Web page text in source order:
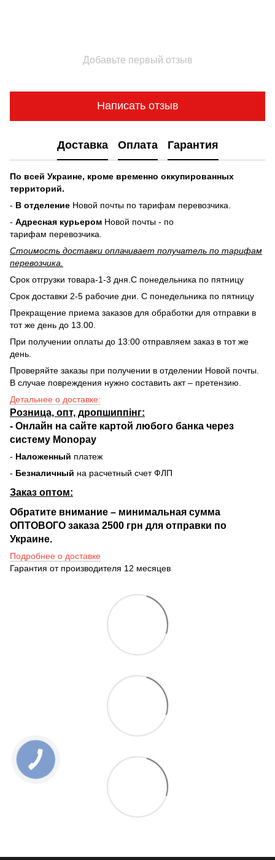
Добавьте первый отзыв
Написать отзыв
Доставка Оплата Гарантия
По всей Украине, кроме временно оккупированных
территорий.
- В отделение Новой почты по тарифам перевозчика.
- Адресная курьером Новой почты - по
тарифам перевозчика.
Стоимость доставки оплачивает получатель по тарифам
перевозчика.
Срок отгрузки товара-1-3 дня.С понедельника по пятницу
Срок доставки 2-5 рабочие дни. С понедельника по пятницу
Прекращение приема заказов для обработки для отправки в
тот же день до 13.00.
При получении оплаты до 13:00 отправляем заказ в тот же
день.
Проверяйте заказы при получении в отделении Новой почты.
В случае повреждения нужно составить акт – претензию.
Детальнее о доставке:
Розница, опт, дропшиппінг:
- Онлайн на сайте картой любого банка через
систему Monopay
- Наложенный платеж
- Безналичный на расчетный счет ФЛП
Заказ оптом:
Обратите внимание – минимальная сумма
ОПТОВОГО заказа 2500 грн для отправки по
Украине.
Подробнее о доставке
Гарантия от производителя 12 месяцев